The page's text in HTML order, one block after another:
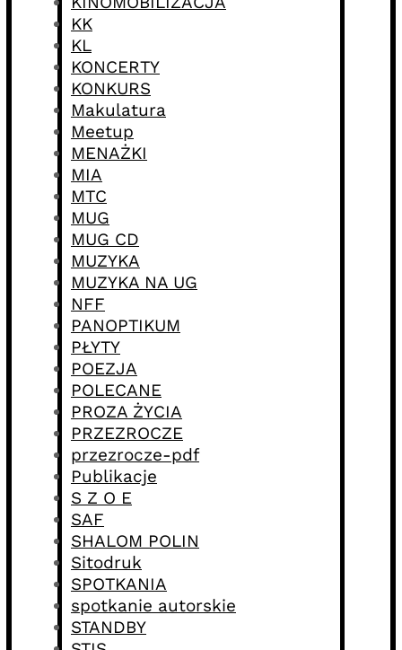
KK
KL
KONCERTY
KONKURS
Makulatura
Meetup
MENAŻKI
MIA
MTC
MUG
MUG CD
MUZYKA
MUZYKA NA UG
NFF
PANOPTIKUM
PŁYTY
POEZJA
POLECANE
PROZA ŻYCIA
PRZEZROCZE
przezrocze-pdf
Publikacje
S Z O E
SAF
SHALOM POLIN
Sitodruk
SPOTKANIA
spotkanie autorskie
STANDBY